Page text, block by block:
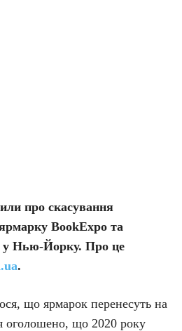
про скасування
ярмарку BookExpo та
у Нью-Йорку. Про це
.
що ярмарок перенесуть на
оголошено, що 2020 року